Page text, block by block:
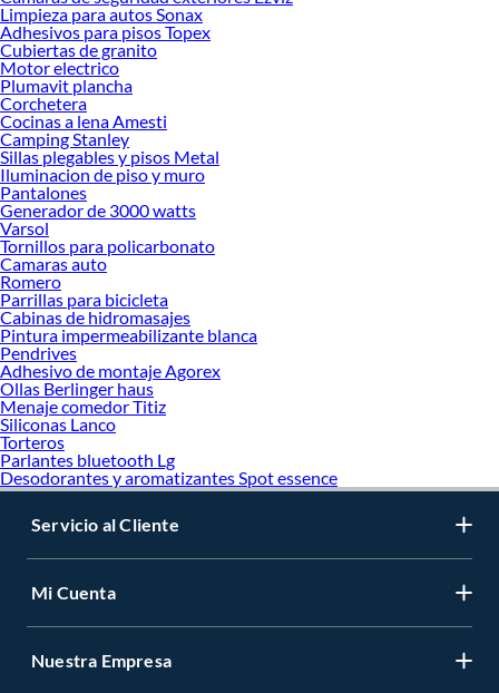
decoración. ¡Visítanos y haz tus ideas realidad!
Limpieza para autos Sonax
Adhesivos para pisos Topex
Cubiertas de granito
Motor electrico
Plumavit plancha
Corchetera
Cocinas a lena Amesti
Camping Stanley
Sillas plegables y pisos Metal
Iluminacion de piso y muro
Pantalones
Generador de 3000 watts
Varsol
Tornillos para policarbonato
Camaras auto
Romero
Parrillas para bicicleta
Cabinas de hidromasajes
Pintura impermeabilizante blanca
Pendrives
Adhesivo de montaje Agorex
Ollas Berlinger haus
Menaje comedor Titiz
Siliconas Lanco
Torteros
Parlantes bluetooth Lg
Desodorantes y aromatizantes Spot essence
Servicio al Cliente
Mi Cuenta
Nuestra Empresa